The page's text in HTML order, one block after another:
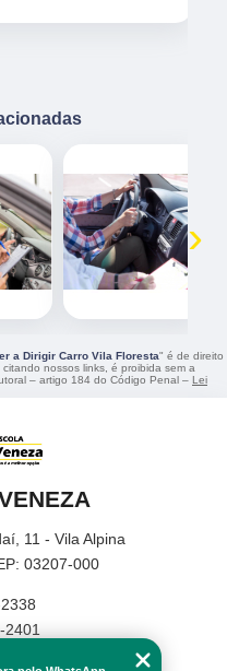
›
a Dirigir Carro Vila Floresta" é de direito
nossos links, é proibida sem a
– artigo 184 do Código Penal – Lei
11 - Vila Alpina
03207-000
2401